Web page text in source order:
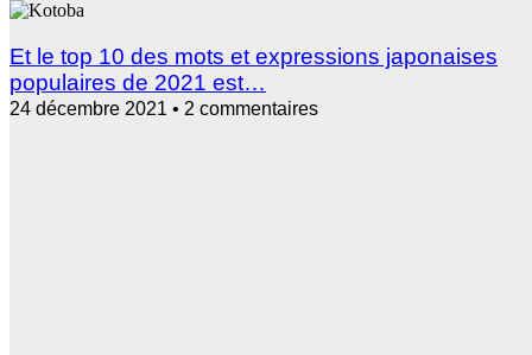
Et le top 10 des mots et expressions japonaises
populaires de 2021 est…
24 décembre 2021 2 commentaires